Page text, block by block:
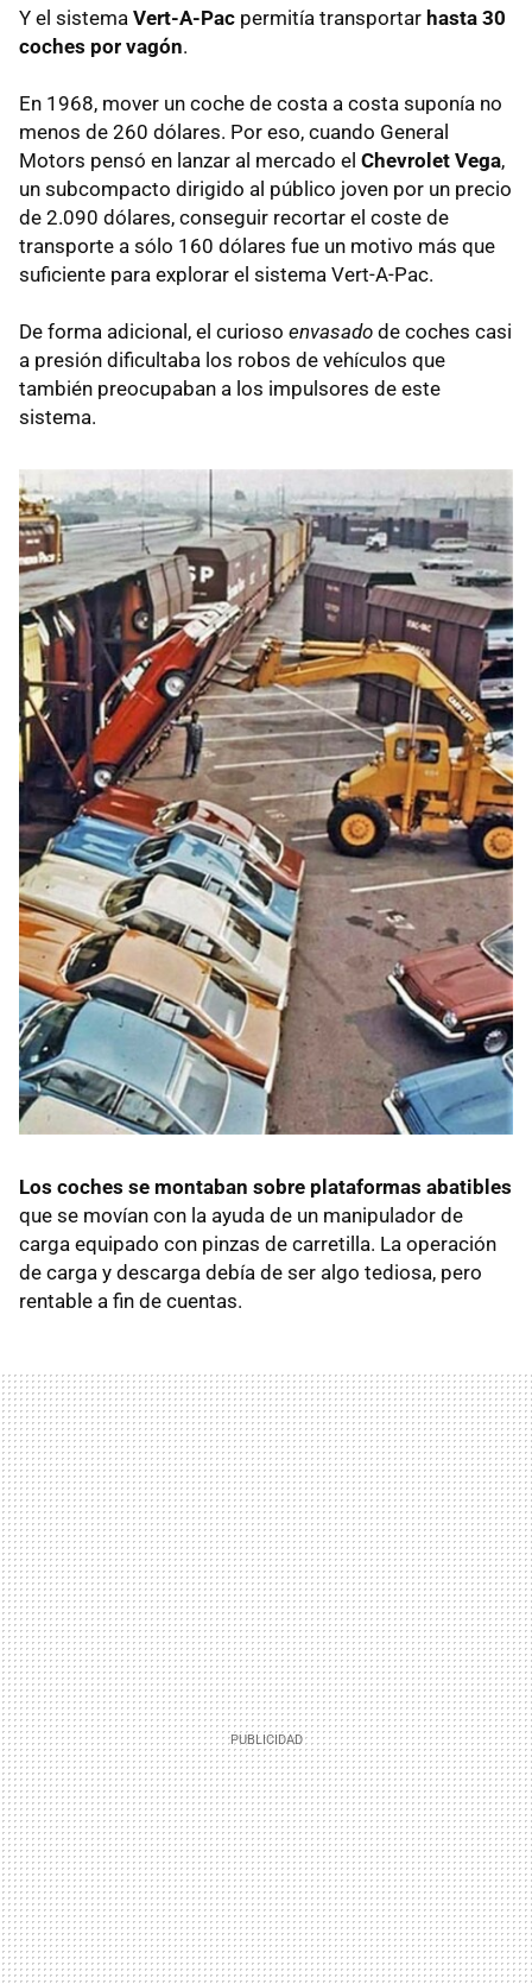
Y el sistema Vert-A-Pac permitía transportar hasta 30
coches por vagón.
En 1968, mover un coche de costa a costa suponía no
menos de 260 dólares. Por eso, cuando General
Motors pensó en lanzar al mercado el Chevrolet Vega,
un subcompacto dirigido al público joven por un precio
de 2.090 dólares, conseguir recortar el coste de
transporte a sólo 160 dólares fue un motivo más que
suficiente para explorar el sistema Vert-A-Pac.
De forma adicional, el curioso envasado de coches casi
a presión dificultaba los robos de vehículos que
también preocupaban a los impulsores de este
sistema.
Los coches se montaban sobre plataformas abatibles
que se movían con la ayuda de un manipulador de
carga equipado con pinzas de carretilla. La operación
de carga y descarga debía de ser algo tediosa, pero
rentable a fin de cuentas.